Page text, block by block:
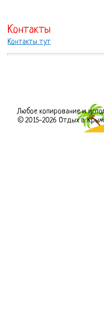
Контакты
Контакты тут
Любое копирование и
© 2015-2026 Отдых в